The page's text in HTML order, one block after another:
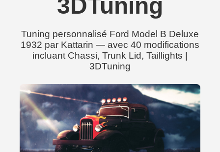
3DTuning
Tuning personnalisé Ford Model B Deluxe
1932 par Kattarin — avec 40 modifications
incluant Chassi, Trunk Lid, Taillights |
3DTuning